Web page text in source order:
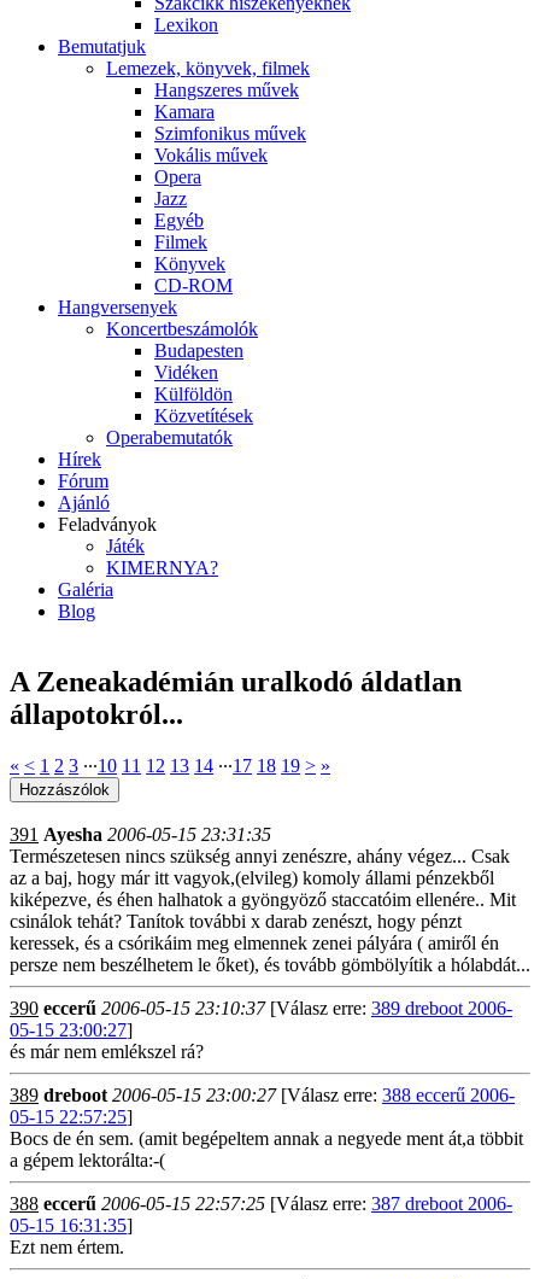
Lexikon
Bemutatjuk
Lemezek, könyvek, filmek
Hangszeres művek
Kamara
Szimfonikus művek
Vokális művek
Opera
Jazz
Egyéb
Filmek
Könyvek
CD-ROM
Hangversenyek
Koncertbeszámolók
Budapesten
Vidéken
Külföldön
Közvetítések
Operabemutatók
Hírek
Fórum
Ajánló
Feladványok
Játék
KIMERNYA?
Galéria
Blog
A Zeneakadémián uralkodó áldatlan
állapotokról...
« < 1 2 3 ∙∙∙10 11 12 13 14 ∙∙∙17 18 19 > »
391 Ayesha 2006-05-15 23:31:35
Természetesen nincs szükség annyi zenészre, ahány végez... Csak
az a baj, hogy már itt vagyok,(elvileg) komoly állami pénzekből
kiképezve, és éhen halhatok a gyöngyöző staccatóim ellenére.. Mit
csinálok tehát? Tanítok további x darab zenészt, hogy pénzt
keressek, és a csórikáim meg elmennek zenei pályára ( amiről én
persze nem beszélhetem le őket), és tovább gömbölyítik a hólabdát...
390 eccerű 2006-05-15 23:10:37[Válasz erre: 389 dreboot 2006-
05-15 23:00:27]
és már nem emlékszel rá?
389 dreboot 2006-05-15 23:00:27[Válasz erre: 388 eccerű 2006-
05-15 22:57:25]
Bocs de én sem. (amit begépeltem annak a negyede ment át,a többit
a gépem lektorálta:-(
388 eccerű 2006-05-15 22:57:25 [Válasz erre: 387 dreboot 2006-
05-15 16:31:35]
Ezt nem értem.